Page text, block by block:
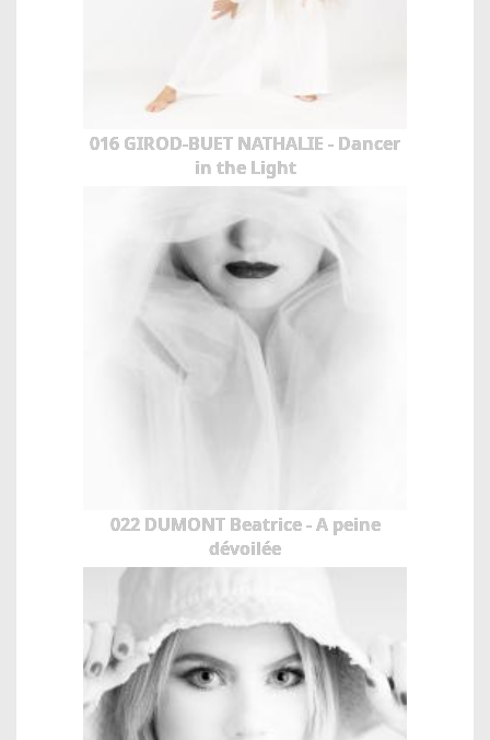
016 GIROD-BUET NATHALIE - Dancer
in the Light
022 DUMONT Beatrice - A peine
dévoilée